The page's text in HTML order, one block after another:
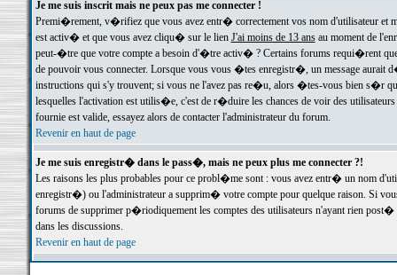
Je me suis inscrit mais ne peux pas me connecter !
Premi�rement, v�rifiez que vous avez entr� correctement vos nom d'utilisateur
est activ� et que vous avez cliqu� sur le lien J'ai moins de 13 ansau moment de
peut-�tre que votre compte a besoin d'�tre activ� ? Certains forums requi�rent
de pouvoir vous connecter. Lorsque vous vous �tes enregistr�, un message aurait
instructions qui s'y trouvent; si vous ne l'avez pas re�u, alors �tes-vous bien s�r
lesquelles l'activation est utilis�e, c'est de r�duire les chances de voir des
fournie est valide, essayez alors de contacter l'administrateur du forum.
Revenir en haut de page
Je me suis enregistr� dans le pass�, mais ne peux plus me connecter ?!
Les raisons les plus probables pour ce probl�me sont : vous avez entr� un nom
enregistr�) ou l'administrateur a supprim� votre compte pour quelque raison. Si
forums de supprimer p�riodiquement les comptes des utilisateurs n'ayant rien
dans les discussions.
Revenir en haut de page